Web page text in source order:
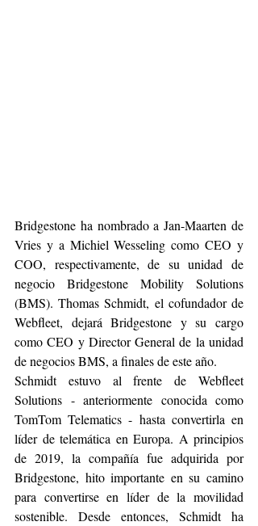
Bridgestone ha nombrado a Jan-Maarten de
Vries y a Michiel Wesseling como CEO y
COO, respectivamente, de su unidad de
negocio Bridgestone Mobility Solutions
(BMS). Thomas Schmidt, el cofundador de
Webfleet, dejará Bridgestone y su cargo
como CEO y Director General de la unidad
de negocios BMS, a finales de este año.
Schmidt estuvo al frente de Webfleet
Solutions - anteriormente conocida como
TomTom Telematics - hasta convertirla en
líder de telemática en Europa. A principios
de 2019, la compañía fue adquirida por
Bridgestone, hito importante en su camino
para convertirse en líder de la movilidad
sostenible. Desde entonces, Schmidt ha